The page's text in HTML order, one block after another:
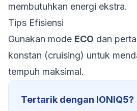
membutuhkan energi ekstra.
Tips Efisiensi
Gunakan mode ECO dan
konstan (cruising) untuk
tempuh maksimal.
Tertarik dengan IONIQ5?